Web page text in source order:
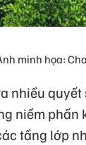
minh họa:
nhiều quyết
niềm phấn
tầng lớp